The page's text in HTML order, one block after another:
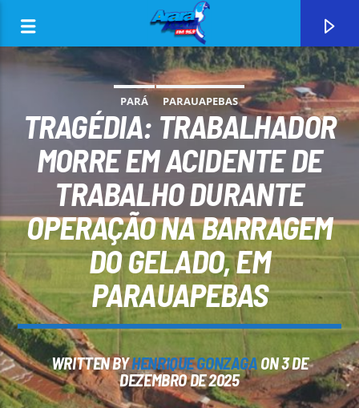
0:00
CURRENT TRACK
ARARA AZUL FM 96,9
PARÁ PARAUAPEBAS
TRAGÉDIA: TRABALHADOR
MORRE EM ACIDENTE DE
TRABALHO DURANTE
OPERAÇÃO NA BARRAGEM
DO GELADO, EM
PARAUAPEBAS
WRITTEN BYHENRIQUE GONZAGA ON 3 DE
DEZEMBRO DE 2025